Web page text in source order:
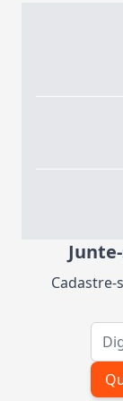
Cadastre-